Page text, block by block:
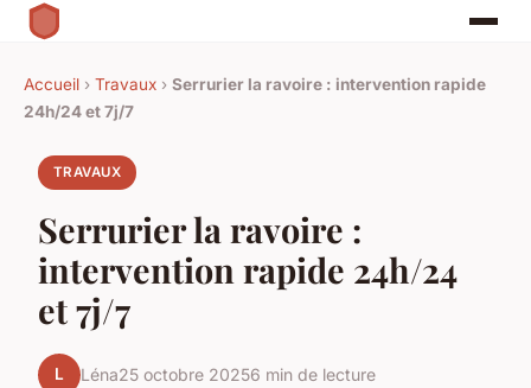
Accueil › Travaux › Serrurier la ravoire : intervention rapide
24h/24 et 7j/7
TRAVAUX
Serrurier la ravoire :
intervention rapide 24h/24
et 7j/7
L Léna25 octobre 20256 min de lecture